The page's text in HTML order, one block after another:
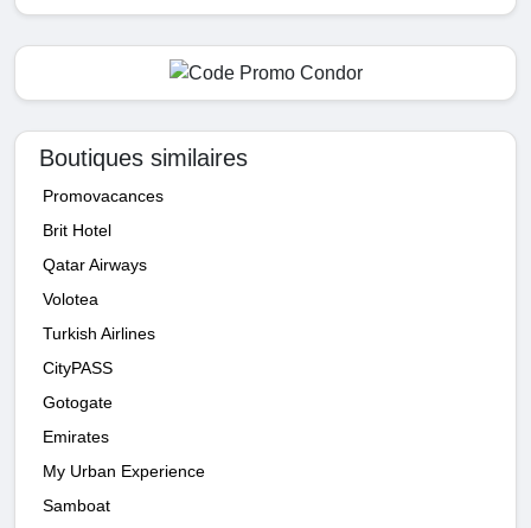
Boutiques similaires
Promovacances
Brit Hotel
Qatar Airways
Volotea
Turkish Airlines
CityPASS
Gotogate
Emirates
My Urban Experience
Samboat